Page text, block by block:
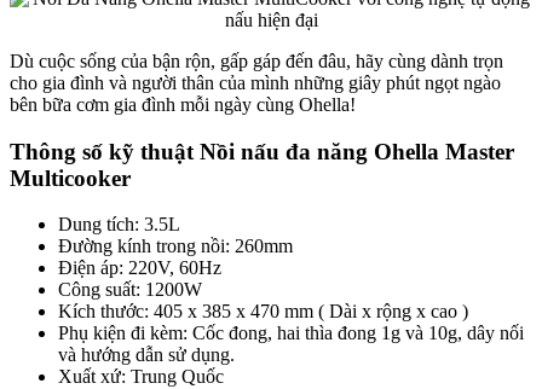
Dù cuộc sống của bận rộn, gấp gáp đến đâu, hãy cùng dành trọn
cho gia đình và người thân của mình những giây phút ngọt ngào
bên bữa cơm gia đình mỗi ngày cùng Ohella!
Thông số kỹ thuật Nồi nấu đa năng Ohella Master
Multicooker
Dung tích: 3.5L
Đường kính trong nồi: 260mm
Điện áp: 220V, 60Hz
Công suất: 1200W
Kích thước: 405 x 385 x 470 mm ( Dài x rộng x cao )
Phụ kiện đi kèm: Cốc đong, hai thìa đong 1g và 10g, dây nối
và hướng dẫn sử dụng.
Xuất xứ: Trung Quốc